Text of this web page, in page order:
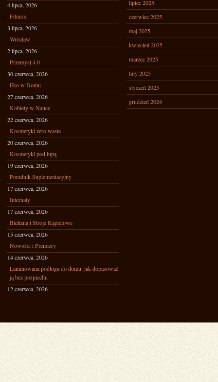
4 lipca, 2026
Fitness
3 lipca, 2026
Wrocław
2 lipca, 2026
Przemysł 4.0
30 czerwca, 2026
Eko w Domu
27 czerwca, 2026
Kobiety w Nauce
22 czerwca, 2026
Kosmetyki zero waste
20 czerwca, 2026
Kosmetyki pod lupą
19 czerwca, 2026
Poradnik Suplementacyjny
17 czerwca, 2026
Internaty
17 czerwca, 2026
Bielizna i Stroje Kąpielowe
15 czerwca, 2026
Nowości i Premiery
14 czerwca, 2026
Laminowana podłoga do domu: jak dopasować
ją bez pośpiechu
12 czerwca, 2026
lipiec 2025
czerwiec 2025
maj 2025
kwiecień 2025
marzec 2025
luty 2025
styczeń 2025
grudzień 2024